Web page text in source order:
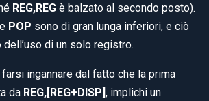
REG,REG è balzato al secondo posto).
POP sono di gran lunga inferiori, e ciò
di un solo registro.
ingannare dal fatto che la prima
da REG,[REG+DISP], implichi un